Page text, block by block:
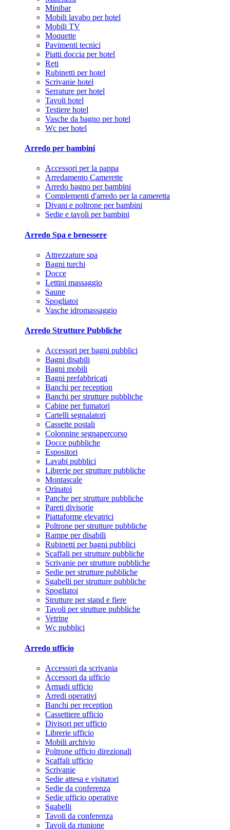
Minibar
Mobili lavabo per hotel
Mobili TV
Moquette
Pavimenti tecnici
Piatti doccia per hotel
Reti
Rubinetti per hotel
Scrivanie hotel
Serrature per hotel
Tavoli hotel
Testiere hotel
Vasche da bagno per hotel
Wc per hotel
Arredo per bambini
Accessori per la pappa
Arredamento Camerette
Arredo bagno per bambini
Complementi d'arredo per la cameretta
Divani e poltrone per bambini
Sedie e tavoli per bambini
Arredo Spa e benessere
Attrezzature spa
Bagni turchi
Docce
Lettini massaggio
Saune
Spogliatoi
Vasche idromassaggio
Arredo Strutture Pubbliche
Accessori per bagni pubblici
Bagni disabili
Bagni mobili
Bagni prefabbricati
Banchi per reception
Banchi per strutture pubbliche
Cabine per fumatori
Cartelli segnalatori
Cassette postali
Colonnine segnapercorso
Docce pubbliche
Espositori
Lavabi pubblici
Librerie per strutture pubbliche
Montascale
Orinatoi
Panche per strutture pubbliche
Pareti divisorie
Piattaforme elevatrici
Poltrone per strutture pubbliche
Rampe per disabili
Rubinetti per bagni pubblici
Scaffali per strutture pubbliche
Scrivanie per strutture pubbliche
Sedie per strutture pubbliche
Sgabelli per strutture pubbliche
Spogliatoi
Strutture per stand e fiere
Tavoli per strutture pubbliche
Vetrine
Wc pubblici
Arredo ufficio
Accessori da scrivania
Accessori da ufficio
Armadi ufficio
Arredi operativi
Banchi per reception
Cassettiere ufficio
Divisori per ufficio
Librerie ufficio
Mobili archivio
Poltrone ufficio direzionali
Scaffali ufficio
Scrivanie
Sedie attesa e visitatori
Sedie da conferenza
Sedie ufficio operative
Sgabelli
Tavoli da conferenza
Tavoli da riunione